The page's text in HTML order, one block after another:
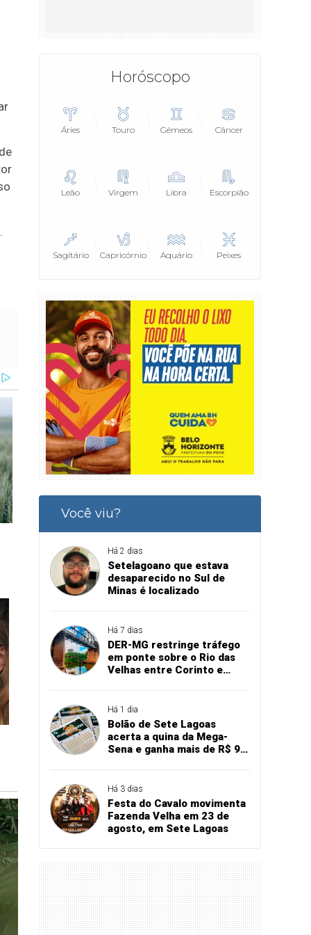
Horóscopo
Áries Touro Gêmeos Câncer
Leão Virgem Libra Escorpião
Sagitário Capricórnio Aquário Peixes
Você viu?
Há 2 dias
Setelagoano que estava
desaparecido no Sul de
Minas é localizado
Há 7 dias
DER-MG restringe tráfego
em ponte sobre o Rio das
Velhas entre Corinto e
Há 1 dia
Bolão de Sete Lagoas
acerta a quina da Mega-
Sena e ganha mais de R$ 94
Há 3 dias
Festa do Cavalo movimenta
Fazenda Velha em 23 de
agosto, em Sete Lagoas